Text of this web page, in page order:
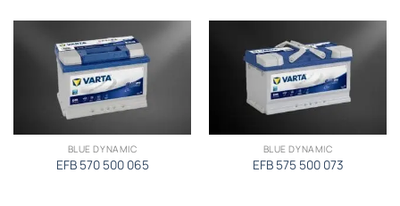
BLUE DYNAMIC
EFB 570 500 065
BLUE DYNAMIC
EFB 575 500 073